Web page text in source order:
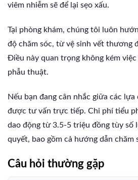
viêm nhiễm sẽ để lại sẹo xấu.
Tại phòng khám, chúng tôi luôn
độ chăm sóc, từ vệ sinh vết thương
Điều này quan trọng không kém
phẫu thuật.
Nếu bạn đang cân nhắc giữa các
được tư vấn trực tiếp. Chi phí tiểu
dao động từ 3.5-5 triệu đồng tùy số
quyết, bao gồm cả hướng dẫn chăm
Câu hỏi thường gặp